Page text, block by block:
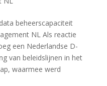
beheerscapaciteit
NL Als reactie
een Nederlandse D-
van beleidslijnen in het
waarmee werd